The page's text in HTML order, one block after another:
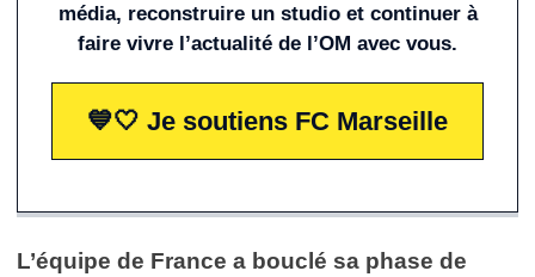
média, reconstruire un studio et continuer à
faire vivre l’actualité de l’OM avec vous.
💙🤍 Je soutiens FC Marseille
L’équipe de France a bouclé sa phase de